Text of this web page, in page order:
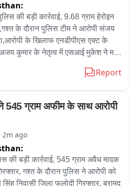
की बड़ी कार्रवाई, 9.68 ग्राम हेरोइन
के दौरान पुलिस टीम ने आरोपी संजय
के खिलाफ एनडीपीएस एक्ट के
अजय कुमार के नेतृत्व में एसआई मुकेश ने मय
Report
545 ग्राम अफीम के साथ आरोपी
2m ago
बड़ी कार्रवाई, 545 ग्राम अवैध मादक
गश्त के दौरान पुलिस ने आरोपी को
सिंह निवासी जिला फलोदी गिरफ्तार, बरामद